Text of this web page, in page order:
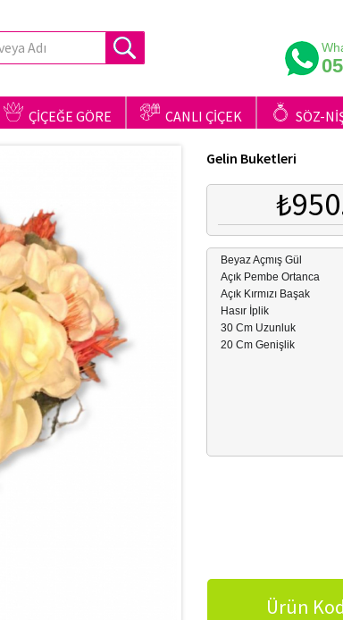
ÇİÇEĞE GÖRE CANLI ÇİÇEK SÖZ-
Gelin Buketleri
Beyaz Açmış Gül
Açık Pembe Ortanca
Açık Kırmızı Başak
Hasır İplik
30 Cm Uzunluk
20 Cm Genişlik
Ürün